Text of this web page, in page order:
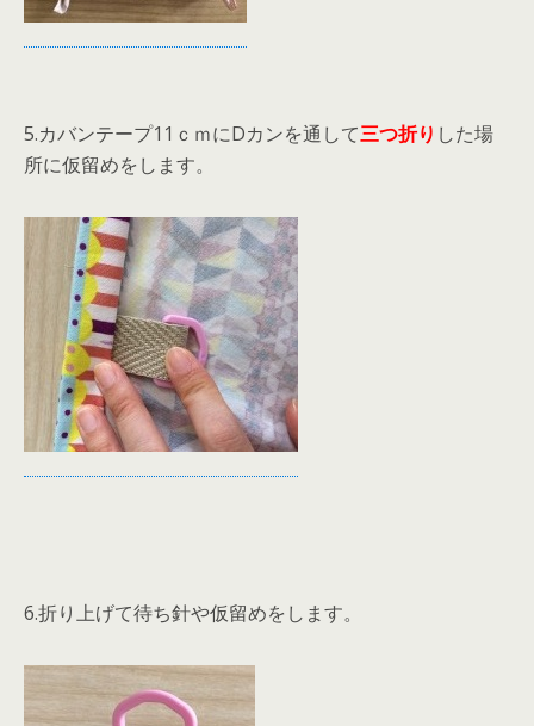
5.カバンテープ11ｃｍにDカンを通して三つ折り した場
所に仮留めをします。
6.折り上げて待ち針や仮留めをします。